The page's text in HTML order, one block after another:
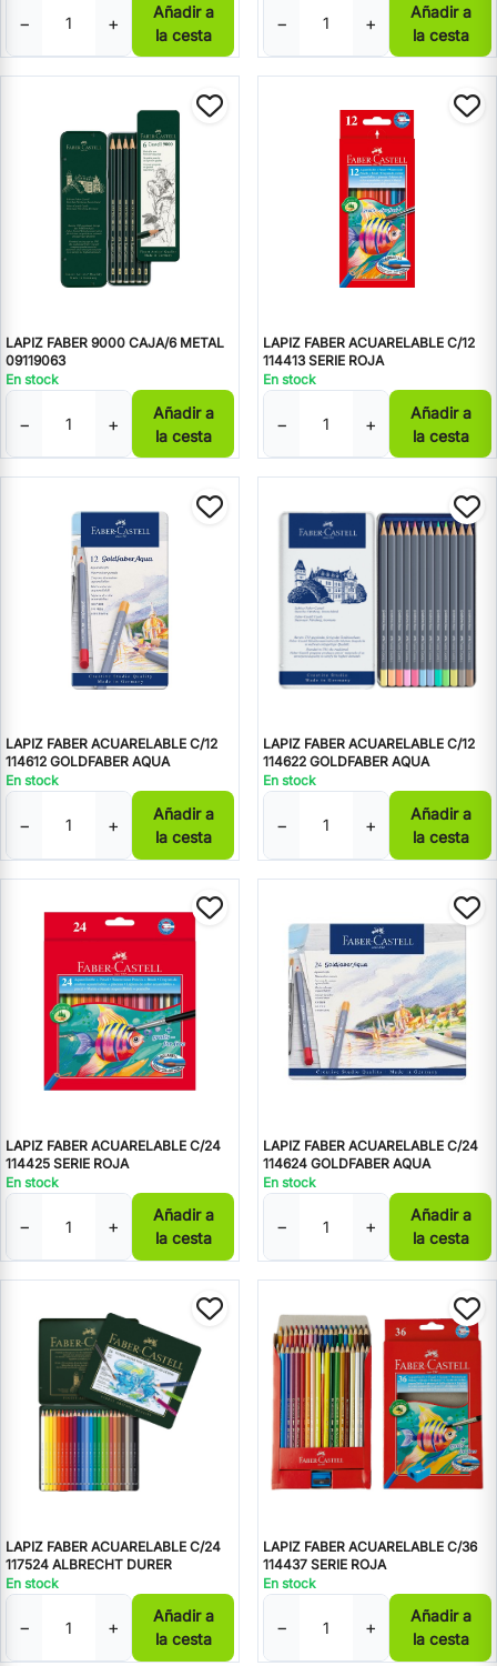
− +
Añadir a
la cesta
− +
Añadir a
la cesta
LAPIZ FABER 9000 CAJA/6 METAL
09119063
En stock
− +
Añadir a
la cesta
LAPIZ FABER ACUARELABLE C/12
114413 SERIE ROJA
En stock
− +
Añadir a
la cesta
LAPIZ FABER ACUARELABLE C/12
114612 GOLDFABER AQUA
En stock
− +
Añadir a
la cesta
LAPIZ FABER ACUARELABLE C/12
114622 GOLDFABER AQUA
En stock
− +
Añadir a
la cesta
LAPIZ FABER ACUARELABLE C/24
114425 SERIE ROJA
En stock
− +
Añadir a
la cesta
LAPIZ FABER ACUARELABLE C/24
114624 GOLDFABER AQUA
En stock
− +
Añadir a
la cesta
LAPIZ FABER ACUARELABLE C/24
117524 ALBRECHT DURER
En stock
− +
Añadir a
la cesta
LAPIZ FABER ACUARELABLE C/36
114437 SERIE ROJA
En stock
− +
Añadir a
la cesta